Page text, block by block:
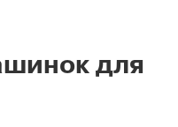
для